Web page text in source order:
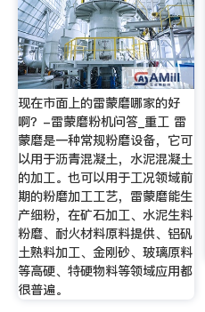
现在市面上的雷蒙磨哪家的好
啊？-雷蒙磨粉机问答_重工 雷
蒙磨是一种常规粉磨设备，它可
以用于沥青混凝土，水泥混凝土
的加工。也可以用于工况领域前
期的粉磨加工工艺，雷蒙磨能生
产细粉，在矿石加工、水泥生料
粉磨、耐火材料原料提供、铝矾
土熟料加工、金刚砂、玻璃原料
等高硬、特硬物料等领域应用都
很普遍。